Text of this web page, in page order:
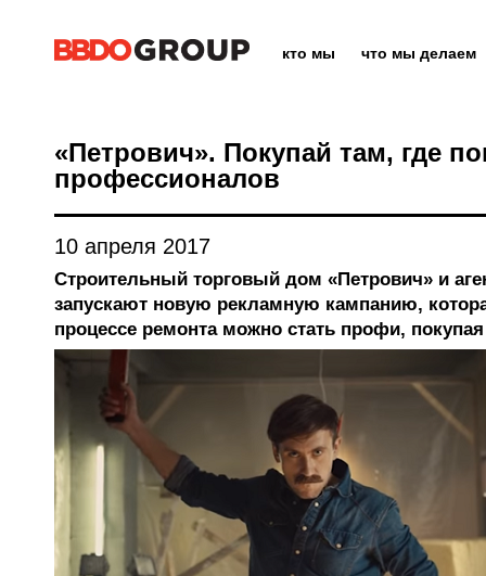
кто мы что мы делаем
«Петрович». Покупай там, где
профессионалов
10 апреля 2017
Строительный торговый дом «Петрович» и
запускают новую рекламную кампанию,
процессе ремонта можно стать профи,